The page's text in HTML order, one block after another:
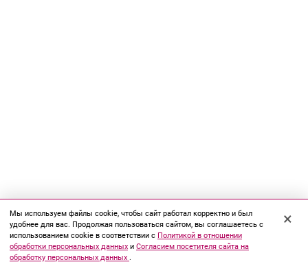
Мы используем файлы cookie, чтобы сайт работал корректно и был
удобнее для вас. Продолжая пользоваться сайтом, вы соглашаетесь с
использованием cookie в соответствии с Политикой в отношении
обработки персональных данных и Согласием посетителя сайта на
обработку персональных данных .
×